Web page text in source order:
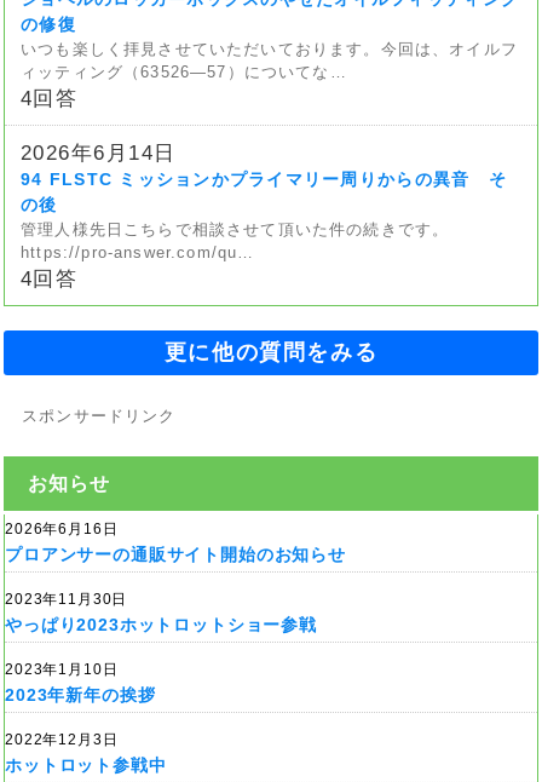
の修復
いつも楽しく拝見させていただいております。今回は、オイルフ
ィッティング（63526—57）についてな…
4回答
2026年6月14日
94 FLSTC ミッションかプライマリー周りからの異音 そ
の後
管理人様先日こちらで相談させて頂いた件の続きです。
https://pro-answer.com/qu…
4回答
更に他の質問をみる
スポンサードリンク
お知らせ
2026年6月16日
プロアンサーの通販サイト開始のお知らせ
2023年11月30日
やっぱり2023ホットロットショー参戦
2023年1月10日
2023年新年の挨拶
2022年12月3日
ホットロット参戦中